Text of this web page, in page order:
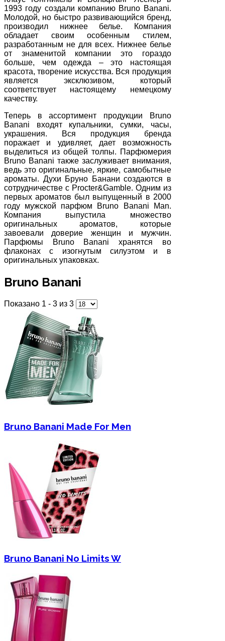
1993 году создали компанию Bruno Banani.
Молодой, но быстро развивающийся бренд,
производил нижнее белье. Компания
обладает своим особенным стилем,
разработанным не для всех. Нижнее белье
от знаменитой компании это гораздо
больше, чем одежда – это настоящая
красота, творение искусства. Вся продукция
является эксклюзивом, который
соответствует настоящему немецкому
качеству.
Теперь в ассортимент продукции Bruno
Banani входят купальники, сумки, часы,
украшения. Вся продукция бренда
поражает и удивляет, дает возможность
выделиться из общей толпы. Парфюмерия
Bruno Banani также заслуживает внимания,
ведь это оригинальные, яркие, самобытные
ароматы. Духи Бруно Банани создаются в
сотрудничестве с Procter&Gamble. Одним из
первых ароматов был выпущенный в 2000
году мужской парфюм Bruno Banani Man.
Компания выпустила множество
оригинальных ароматов, которые
завоевали доверие женщин и мужчин.
Парфюмы Bruno Banani хранятся во
флаконах с изогнутым силуэтом и в
оригинальных упаковках.
Bruno Banani
Показано 1 - 3 из 3
Bruno Banani Made For Men
Bruno Banani No Limits W